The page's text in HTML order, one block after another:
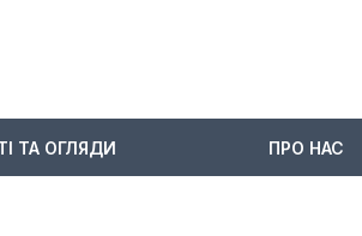
ТА ОГЛЯДИ ПРО НАС